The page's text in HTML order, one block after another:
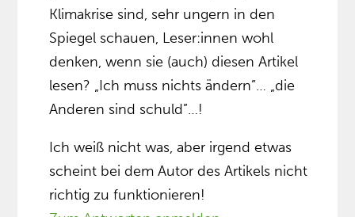
Klimakrise sind, sehr ungern in den
Spiegel schauen, Leser:innen wohl
denken, wenn sie (auch) diesen Artikel
lesen? „Ich muss nichts ändern”… „die
Anderen sind schuld”…!
Ich weiß nicht was, aber irgend etwas
scheint bei dem Autor des Artikels nicht
richtig zu funktionieren!